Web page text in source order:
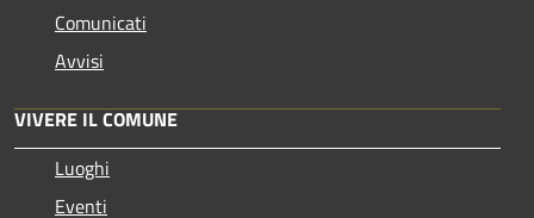
Comunicati
Avvisi
VIVERE IL COMUNE
Luoghi
Eventi